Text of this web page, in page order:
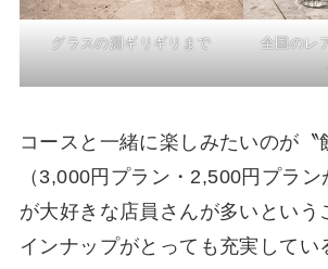
グラスの淵ギリギリまで
全国のレ
コースと一緒に楽しみたいのが〝
（3,000円プラン・2,500円プラ
が大好きな店員さんが多いという
インナップがとっても充実してい